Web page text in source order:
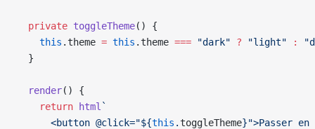
  private
toggleTheme() {
    this
.theme = this .theme === "dark" ? "light" :
  }
  render
() {
    return
html `
      <button @click="${
this . toggleTheme}">Passer en